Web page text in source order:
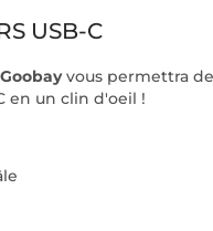
USB-C
Goobayvous permettra
en un clin d'oeil !